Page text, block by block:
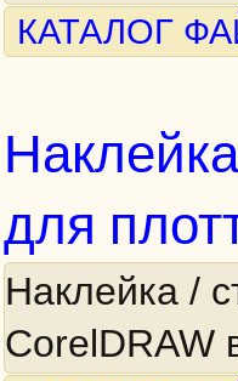
КАТАЛОГ
для
Наклейка /
CorelDRAW